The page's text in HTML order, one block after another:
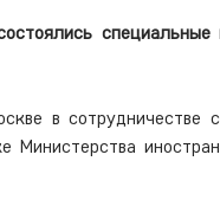
в
Министерства